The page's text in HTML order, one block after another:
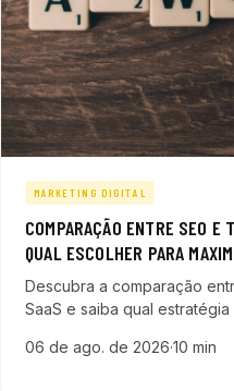
MARKETING DIGITAL
COMPARAÇÃO ENTRE SEO E
QUAL ESCOLHER PARA
Descubra a comparação
SaaS e saiba qual
06 de ago. de 2026·10 min